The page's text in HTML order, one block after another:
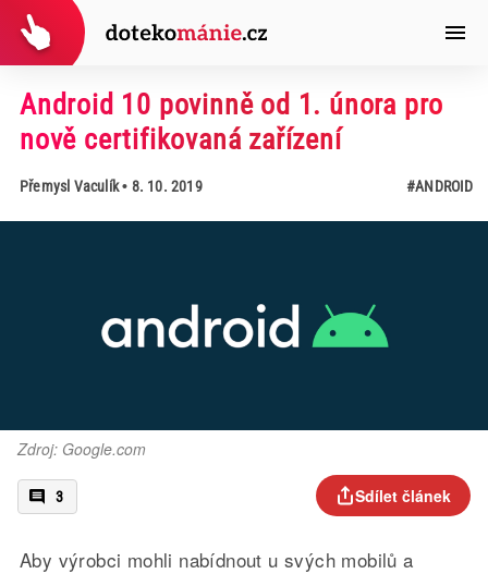
Android 10 povinně od 1. února pro
nově certifikovaná zařízení
Přemysl Vaculík• 8. 10. 2019 #ANDROID
Zdroj: Google.com
3 Sdílet článek
Aby výrobci mohli nabídnout u svých mobilů a